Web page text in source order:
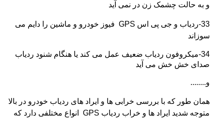
و به حالت چشمک زن در نمی آید
33-ردیاب و جی پی اس GPS فیوز خودرو و ماشین را دایم می
سوزاند
34-میکروفون ردیاب ضعیف عمل می کند یا هنگام شنود ردیاب
صدای خش خش می آید
و........
همان طور که با بررسی خرابی ها و ایراد های ردیاب خودرو در بالا
متوجه شدید ایراد ها و خراب ردیاب GPS
انواع مختلفی دارد که